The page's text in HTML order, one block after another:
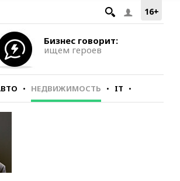
16+
Бизнес говорит:
ищем героев
НЕДВИЖИМОСТЬ IT